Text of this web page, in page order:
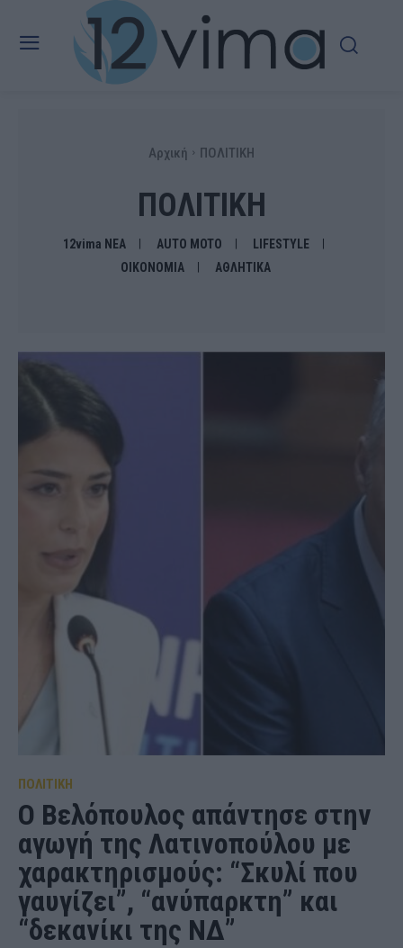
Αρχική ΠΟΛΙΤΙΚΗ
ΠΟΛΙΤΙΚΗ
12vima ΝΕΑ AUTO MOTO
LIFESTYLE
OIKONOMIA
ΑΘΛΗΤΙΚΑ
ΠΟΛΙΤΙΚΗ
Ο Βελόπουλος απάντησε στην
αγωγή της Λατινοπούλου με
χαρακτηρισμούς: “Σκυλί που
γαυγίζει”, “ανύπαρκτη” και
“δεκανίκι της ΝΔ”